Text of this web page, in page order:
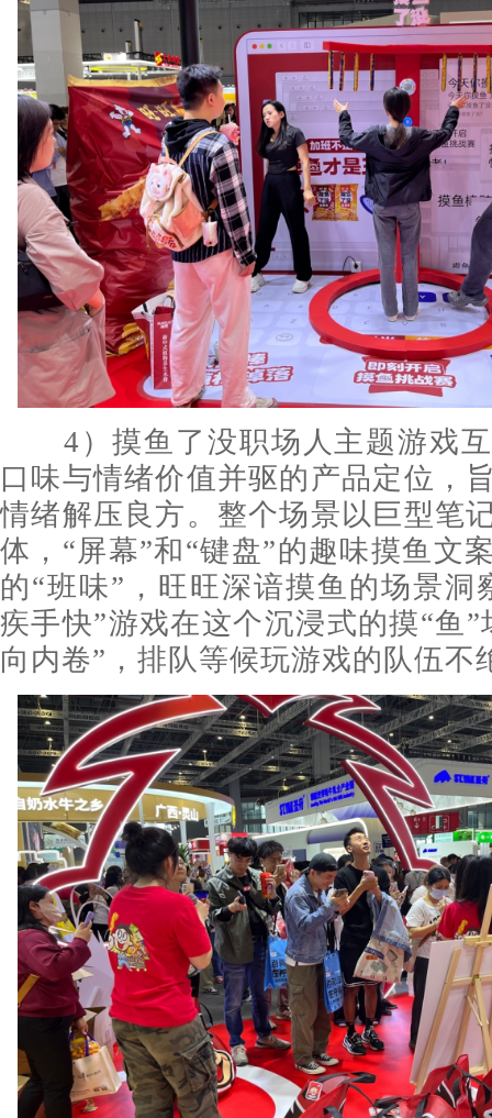
4）摸鱼了没职场人主题游戏互
口味与情绪价值并驱的产品定位，
情绪解压良方。整个场景以巨型笔
体，“屏幕”和“键盘”的趣味摸鱼文
的“班味”，旺旺深谙摸鱼的场景洞
疾手快”游戏在这个沉浸式的摸“鱼
向内卷”，排队等候玩游戏的队伍不